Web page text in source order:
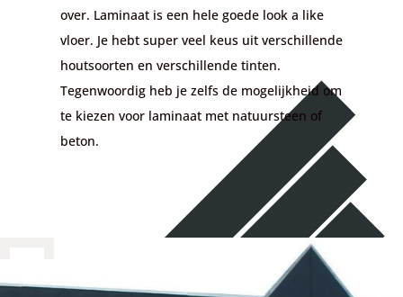
over. Laminaat is een hele goede look a like
vloer. Je hebt super veel keus uit verschillende
houtsoorten en verschillende tinten.
Tegenwoordig heb je zelfs de mogelijkheid om
te kiezen voor laminaat met natuursteen of
beton.